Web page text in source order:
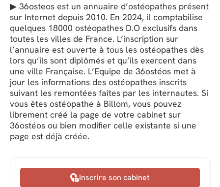
▶ 36osteos est un annuaire d’ostéopathes présent
sur Internet depuis 2010. En 2024, il comptabilise
quelques 18000 ostéopathes D.O exclusifs dans
toutes les villes de France. L’inscription sur
l’annuaire est ouverte à tous les ostéopathes dès
lors qu’ils sont diplômés et qu’ils exercent dans
une ville Française. L’Equipe de 36ostéos met à
jour les informations des ostéopathes inscrits
suivant les remontées faîtes par les internautes. Si
vous êtes ostéopathe à Billom, vous pouvez
librement créé la page de votre cabinet sur
36ostéos ou bien modifier celle existante si une
page est déjà créée.
Inscrire son cabinet